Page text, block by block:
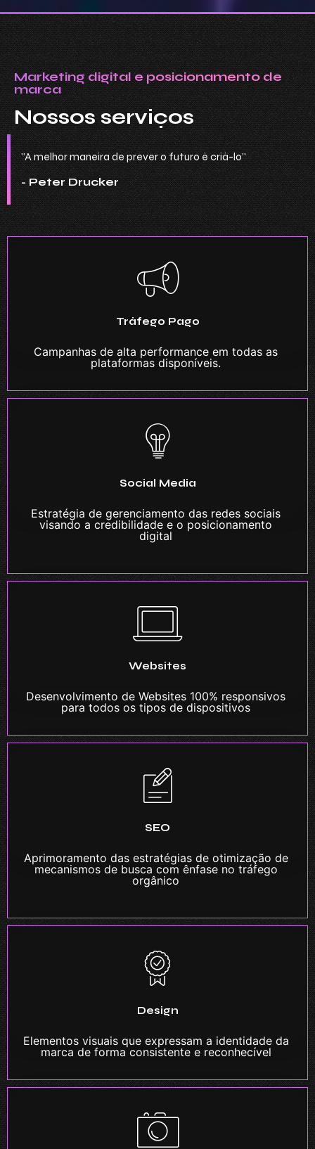
Marketing digital e posicionamento de
marca
Nossos serviços
"A melhor maneira de prever o futuro é criá-lo"
- Peter Drucker
Campanhas de alta performance em todas as
plataformas disponíveis.
Tráfego Pago
Estratégia de gerenciamento das redes sociais
visando a credibilidade e o posicionamento
digital
Social Media
Desenvolvimento de Websites 100% responsivos
para todos os tipos de dispositivos
Websites
Aprimoramento das estratégias de otimização de
mecanismos de busca com ênfase no tráfego
orgânico
SEO
Elementos visuais que expressam a identidade da
marca de forma consistente e reconhecível
Design